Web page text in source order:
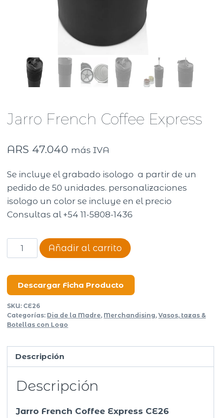
Jarro French Coffee Express
ARS 47.040 más IVA
Se incluye el grabado isologo a partir de un
pedido de 50 unidades. personalizaciones
isologo un color se incluye en el precio
Consultas al +54 11-5808-1436
Jarro
French
Express
cantidad
Añadir al carrito
Descargar Ficha Producto
SKU: CE26
Categorías: Dia de la Madre, Merchandising,Vasos, tazas &
Botellas con Logo
Descripción
Descripción
Jarro French Coffee Express CE26